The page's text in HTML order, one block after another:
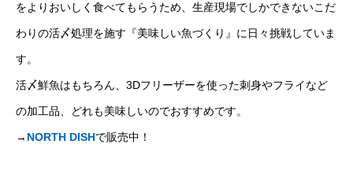
をよりおいしく食べてもらうため、生産現場でしかできないこだ
わりの活〆処理を施す『美味しい魚づくり』に日々挑戦していま
す。
活〆鮮魚はもちろん、3Dフリーザーを使った刺身やフライなど
の加工品、どれも美味しいのでおすすめです。
→ NORTH DISHで販売中！